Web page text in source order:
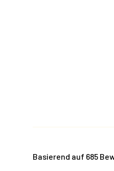
Basierend auf 685